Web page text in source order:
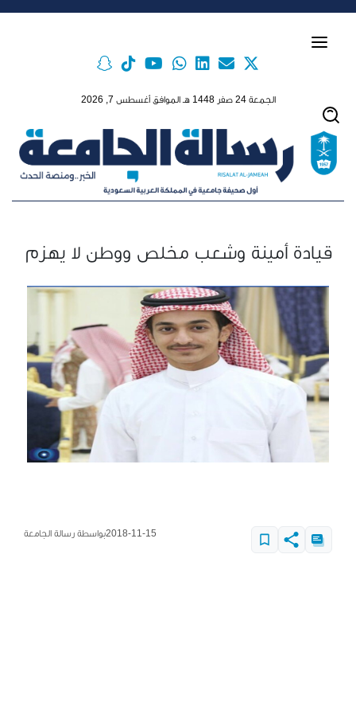
الجمعة 24 صفر 1448 هـ الموافق أغسطس 7, 2026
قيادة أمينة وشعب مخلص ووطن لا يهزم
2018-11-15بواسطة رسالة الجامعة